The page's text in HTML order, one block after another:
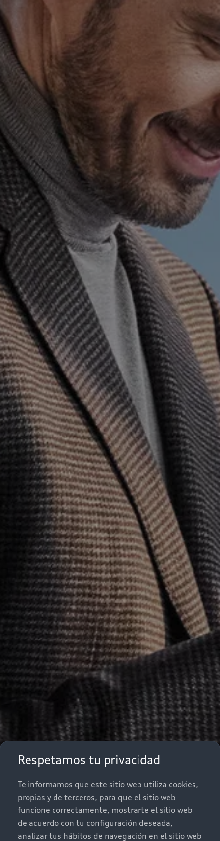
Respetamos tu privacidad
Te informamos que este sitio web utiliza cookies,
propias y de terceros, para que el sitio web
funcione correctamente, mostrarte el sitio web
de acuerdo con tu configuración deseada,
analizar tus hábitos de navegación en el sitio web